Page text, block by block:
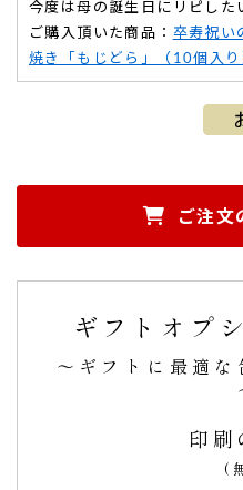
今度は母の誕生日にリピした
ご購入頂いた商品： 卒寿祝い
焼き「もじどら」（10個入り
けました。
がとてもうれしかったです。
ご注文
ギフトオプ
～ギフトに最適
印刷
(